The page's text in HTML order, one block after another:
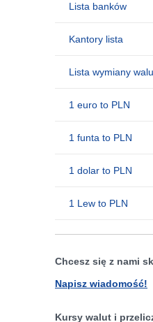
Lista banków
Kantory lista
Lista wymiany
1 euro to PLN
1 funta to PLN
1 dolar to PLN
1 Lew to PLN
Chcesz się z nami
Napisz wiadomość!
Kursy walut i